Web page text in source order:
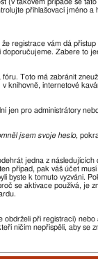
(v takovém případě se
přihlašovací jméno
registrace vám dá
doporučujeme. Zabere to
Toto má zabránit
knihovně, internetové
jen pro administrátory
jsem svoje heslo,
jedna z
případ, pak váš účet
k tomuto vyzváni.
se aktivace používá, je
při registraci)
ničím nepřispěli, aby se